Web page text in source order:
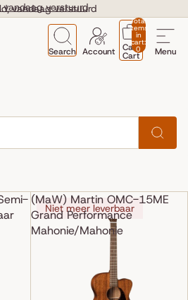
vandaag verstuurd
verstuurd
Menu
Search Account
Total
items
in
cart:
0
Cart
Cart
(MaW) Martin OMC-15ME
Grand Performance
Mahonie/Mahonie
Niet meer leverbaar